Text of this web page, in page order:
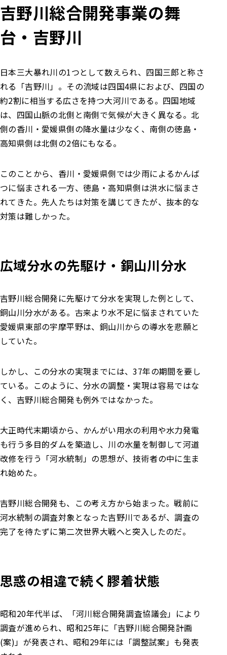
吉野川総合開発事業の舞
台・吉野川
日本三大暴れ川の1つとして数えられ、四国三郎と称さ
れる「吉野川」。その流域は四国4県におよび、四国の
約2割に相当する広さを持つ大河川である。 四国地域
は、四国山脈の北側と南側で気候が大きく異なる。北
側の香川・愛媛県側の降水量は少なく、南側の徳島・
高知県側は北側の2倍にもなる。
このことから、香川・愛媛県側では少雨によるかんば
つに悩まされる一方、徳島・高知県側は洪水に悩まさ
れてきた。先人たちは対策を講じてきたが、抜本的な
対策は難しかった。
広域分水の先駆け・銅山川分水
吉野川総合開発に先駆けて分水を実現した例として、
銅山川分水がある。古来より水不足に悩まされていた
愛媛県東部の宇摩平野は、銅山川からの導水を悲願と
していた。
しかし、この分水の実現までには、37年の期間を要し
ている。このように、分水の調整・実現は容易ではな
く、吉野川総合開発も例外ではなかった。
大正時代末期頃から、かんがい用水の利用や水力発電
も行う多目的ダムを築造し、川の水量を制御して河道
改修を行う「河水統制」の思想が、技術者の中に生ま
れ始めた。
吉野川総合開発も、この考え方から始まった。戦前に
河水統制の調査対象となった吉野川であるが、調査の
完了を待たずに第二次世界大戦へと突入したのだ。
思惑の相違で続く膠着状態
昭和20年代半ば、「河川総合開発調査協議会」により
調査が進められ、昭和25年に「吉野川総合開発計画
(案)」が発表され、昭和29年には「調整試案」も発表